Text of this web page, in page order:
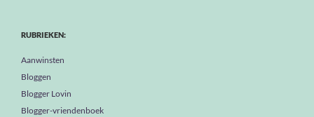
RUBRIEKEN:
Aanwinsten
Bloggen
Blogger Lovin
Blogger-vriendenboek